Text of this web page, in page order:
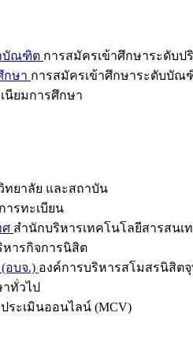
บัณฑิต การสมัครเข้าศึกษาระดับ
กษา การสมัครเข้าศึกษาระดับบัณ
นียมการศึกษา
ยาลัย และสถาบัน
ารทะเบียน
ศ สำนักบริหารเทคโนโลยีสารสนเ
หารกิจการนิสิต
อบจ.) องค์การบริหารสโมสรนิสิต
ทั่วไป
ระเมินออนไลน์ (MCV)